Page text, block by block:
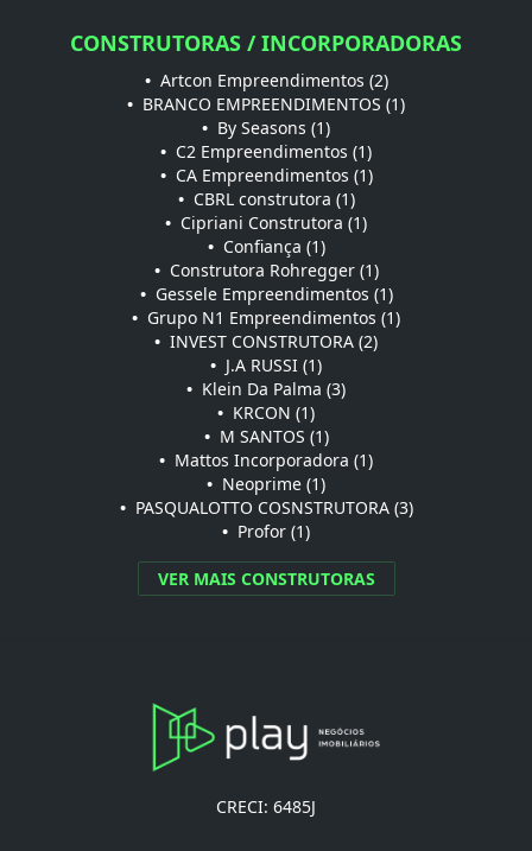
CONSTRUTORAS / INCORPORADORAS
• Artcon Empreendimentos (2)
• BRANCO EMPREENDIMENTOS (1)
• By Seasons (1)
• C2 Empreendimentos (1)
• CA Empreendimentos (1)
• CBRL construtora (1)
• Cipriani Construtora (1)
• Confiança (1)
• Construtora Rohregger (1)
• Gessele Empreendimentos (1)
• Grupo N1 Empreendimentos (1)
• INVEST CONSTRUTORA (2)
• J.A RUSSI (1)
• Klein Da Palma (3)
• KRCON (1)
• M SANTOS (1)
• Mattos Incorporadora (1)
• Neoprime (1)
• PASQUALOTTO COSNSTRUTORA (3)
• Profor (1)
VER MAIS CONSTRUTORAS
CRECI: 6485J